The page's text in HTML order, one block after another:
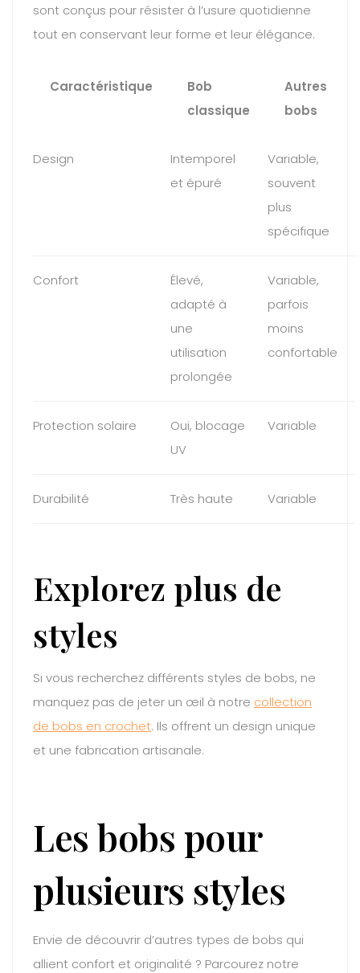
sont conçus pour résister à l’usure quotidienne
tout en conservant leur forme et leur élégance.
Caractéristique
Bob
classique
Autres
bobs
Design
Intemporel
et épuré
Variable,
souvent
plus
spécifique
Confort
Élevé,
adapté à
une
utilisation
prolongée
Variable,
parfois
moins
confortable
Protection solaire
Oui, blocage
UV
Variable
Durabilité Très haute Variable
Explorez plus de
styles
Si vous recherchez différents styles de bobs, ne
manquez pas de jeter un œil à notre collection
de bobs en crochet. Ils offrent un design unique
et une fabrication artisanale.
Les bobs pour
plusieurs styles
Envie de découvrir d’autres types de bobs qui
allient confort et originalité ? Parcourez notre